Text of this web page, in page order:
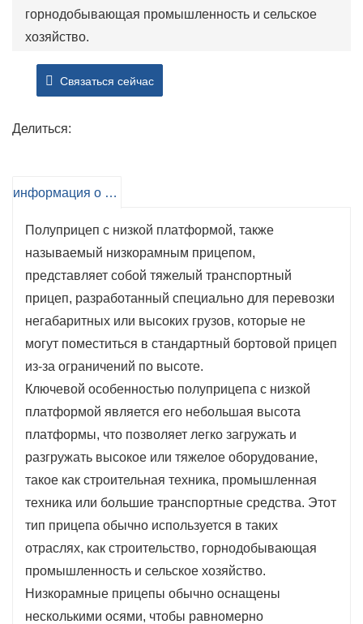
горнодобывающая промышленность и сельское
хозяйство.
платформы полуприцепа с низкой платформой
или тяжелое оборудование, сокращая время и
низкому центру тяжести полуприцепы с низкой
устойчивость во время транспортировки,
гарантируя безопасность перевозимого груза.
Настраиваемые функции: прицепы Lowboy можно
оснастить дополнительными функциями, такими
как пандусы, гидравлические подъемные системы
и другие аксессуары, в соответствии с
конкретными транспортными требованиями.
Долговечность: полуприцепы с низкой платформой
созданы для того, чтобы выдерживать суровые
условия перевозки тяжелых грузов, обеспечивая
долговечность и надежность.
Связаться сейчас
Делиться:
информация о продукте
Полуприцеп с низкой платформой, также
называемый низкорамным прицепом,
представляет собой тяжелый транспортный
прицеп, разработанный специально для перевозки
негабаритных или высоких грузов, которые не
могут поместиться в стандартный бортовой прицеп
из-за ограничений по высоте.
Ключевой особенностью полуприцепа с низкой
платформой является его небольшая высота
платформы, что позволяет легко загружать и
разгружать высокое или тяжелое оборудование,
такое как строительная техника, промышленная
техника или большие транспортные средства. Этот
тип прицепа обычно используется в таких
отраслях, как строительство, горнодобывающая
промышленность и сельское хозяйство.
Низкорамные прицепы обычно оснащены
несколькими осями, чтобы равномерно